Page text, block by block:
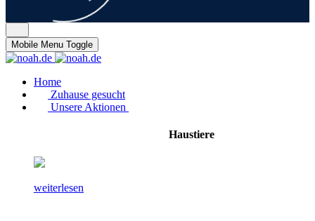
Mobile Menu Toggle
Home
Zuhause gesucht
Unsere Aktionen
Haustiere
weiterlesen